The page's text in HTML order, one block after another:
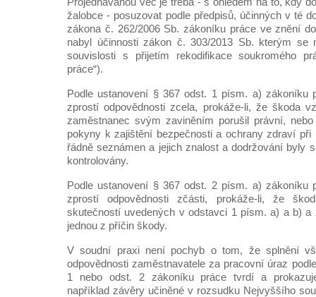
žalobce - posuzovat podle předpisů, účinných v té
zákona č. 262/2006 Sb. zákoníku práce ve znění
nabyl účinnosti zákon č. 303/2013 Sb. kterým se
souvislosti s přijetím rekodifikace soukromého
práce“).
Podle ustanovení § 367 odst. 1 písm. a) zákoníku
zprostí odpovědnosti zcela, prokáže-li, že škoda
zaměstnanec svým zaviněním porušil právní,
pokyny k zajištění bezpečnosti a ochrany zdraví
řádně seznámen a jejich znalost a dodržování byly
kontrolovány.
Podle ustanovení § 367 odst. 2 písm. a) zákoníku
zprostí odpovědnosti zčásti, prokáže-li, že
skutečností uvedených v odstavci 1 písm. a) a b) a
jednou z příčin škody.
V soudní praxi není pochyb o tom, že splnění
odpovědnosti zaměstnavatele za pracovní úraz
1 nebo odst. 2 zákoníku práce tvrdí a
například závěry učiněné v rozsudku Nejvyššího